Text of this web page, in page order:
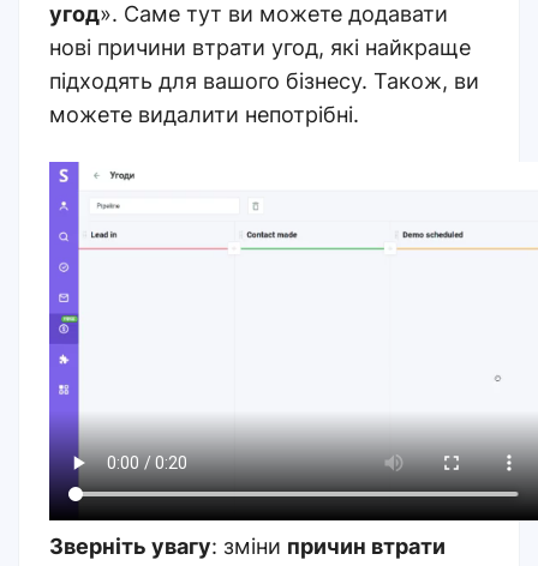
угод». Саме тут ви можете додавати
нові причини втрати угод, які найкраще
підходять для вашого бізнесу. Також, ви
можете видалити непотрібні.
Зверніть увагу: зміни причин втрати